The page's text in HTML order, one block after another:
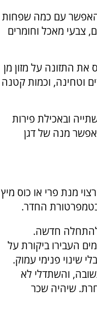
האפשר עם כמה שפחות
צבעי מאכל וחומרים
את התזונה על מזון מן
וטחינה, וכמות קטנה
ובאכילת פירות
אפשר מנה של דגן
מנת פרי או כוס מיץ
בטמפרטורת החדר.
להתחלה חדשה.
העבירו ביקורת על
שינוי פנימי עמוק.
והשתדלי לא
שיהיה שכר